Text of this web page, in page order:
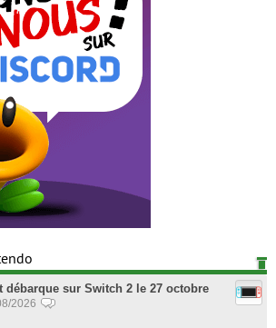
débarque sur Switch 2 le 27 octobre
2026